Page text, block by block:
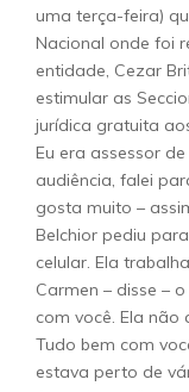
uma terça-feira)
Nacional onde foi
entidade, Cezar
estimular as
jurídica gratuita
Eu era assessor
audiência, falei
gosta muito –
Belchior pediu
celular. Ela
Carmen – disse –
com você. Ela não
Tudo bem com
estava perto de